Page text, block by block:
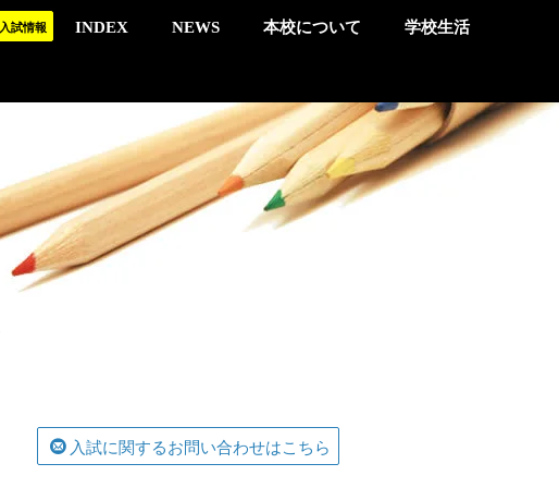
入試情報 INDEX NEWS 本校について 学校生活
入試に関するお問い合わせはこちら